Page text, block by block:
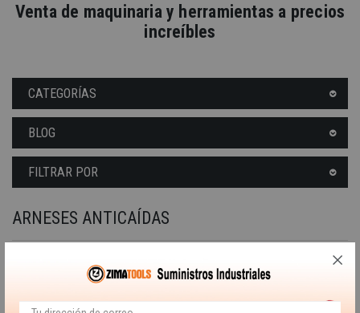
Venta de maquinaria y herramientas a precios
increíbles
CATEGORÍAS
BLOG
FILTRAR POR
ARNESES ANTICAÍDAS
Lamentamos las molestias.
Realice una nueva búsqueda sobre su interés